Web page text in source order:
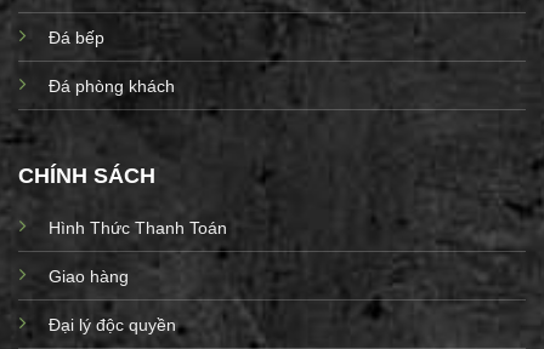
Đá bếp
Đá phòng khách
CHÍNH SÁCH
Hình Thức Thanh Toán
Giao hàng
Đại lý độc quyền